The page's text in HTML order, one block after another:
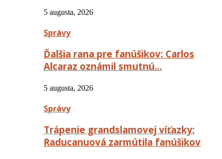
5 augusta, 2026
Správy
Ďalšia rana pre fanúšikov: Carlos
Alcaraz oznámil smutnú…
5 augusta, 2026
Správy
Trápenie grandslamovej víťazky:
Raducanuová zarmútila fanúšikov